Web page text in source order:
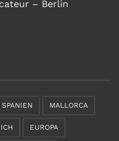
– Berlin
SPANIEN MALLORCA
EUROPA